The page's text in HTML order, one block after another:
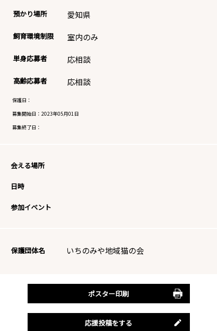
預かり場所 愛知県
飼育環境制限 室内のみ
単身応募者 応相談
高齢応募者 応相談
保護日：
募集開始日： 2023年05月01日
募集終了日：
会える場所
日時
参加イベント
保護団体名 いちのみや地域猫の会
ポスター印刷
応援投稿をする